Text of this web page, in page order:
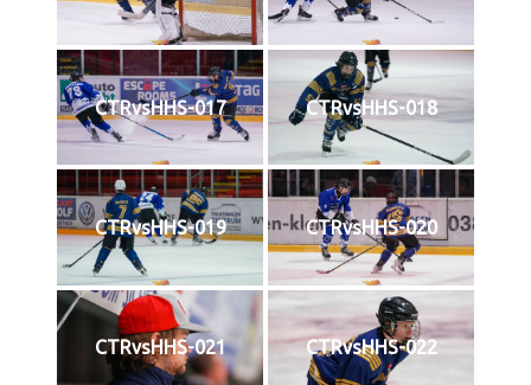
CTRvsHHS-017 CTRvsHHS-018
CTRvsHHS-019 CTRvsHHS-020
CTRvsHHS-021 CTRvsHHS-022